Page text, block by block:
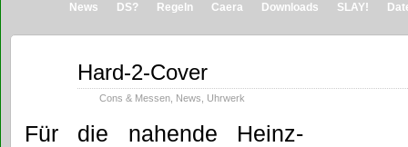
News DS? Regeln Caera Downloads SLAY!
Hard-2-Cover
Cons & Messen News Uhrwerk
Für die nahende Heinz-